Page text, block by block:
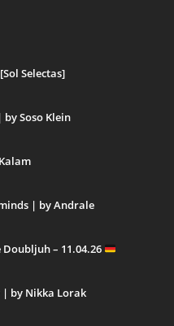
Selectas]
Soso Klein
| by Andrale
– 11.04.26
| by Nikka Lorak